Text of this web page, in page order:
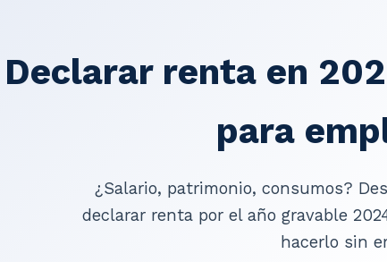
Declarar renta en
para
¿Salario, patrimonio, consumos?
declarar renta por el año gravable
hacerlo sin